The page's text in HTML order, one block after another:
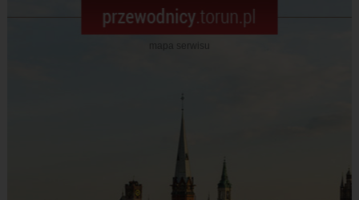
mapa serwisu